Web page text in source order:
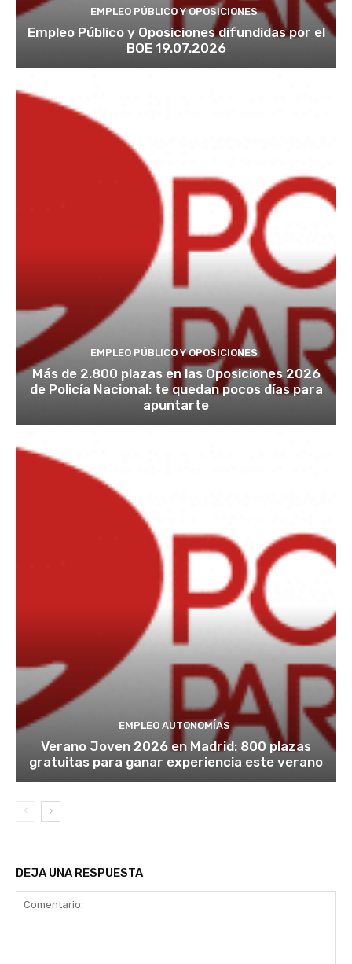
EMPLEO PÚBLICO Y OPOSICIONES
Empleo Público y Oposiciones difundidas por el
BOE 19.07.2026
EMPLEO PÚBLICO Y OPOSICIONES
Más de 2.800 plazas en las Oposiciones 2026
de Policía Nacional: te quedan pocos días para
apuntarte
EMPLEO AUTONOMÍAS
Verano Joven 2026 en Madrid: 800 plazas
gratuitas para ganar experiencia este verano
DEJA UNA RESPUESTA